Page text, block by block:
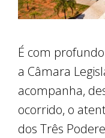
É com
a Câmara
acompanha,
ocorrido, o
dos Três